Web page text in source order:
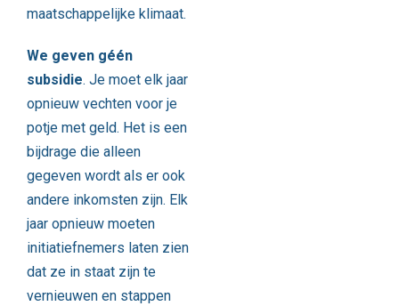
maatschappelijke klimaat.
We geven géén
subsidie. Je moet elk jaar
opnieuw vechten voor je
potje met geld. Het is een
bijdrage die alleen
gegeven wordt als er ook
andere inkomsten zijn. Elk
jaar opnieuw moeten
initiatiefnemers laten zien
dat ze in staat zijn te
vernieuwen en stappen